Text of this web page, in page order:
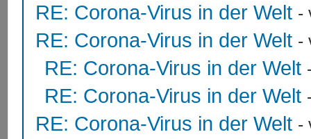
RE: Corona-Virus in der Welt -
RE: Corona-Virus in der Welt -
RE: Corona-Virus in der Welt
RE: Corona-Virus in der Welt
RE: Corona-Virus in der Welt -